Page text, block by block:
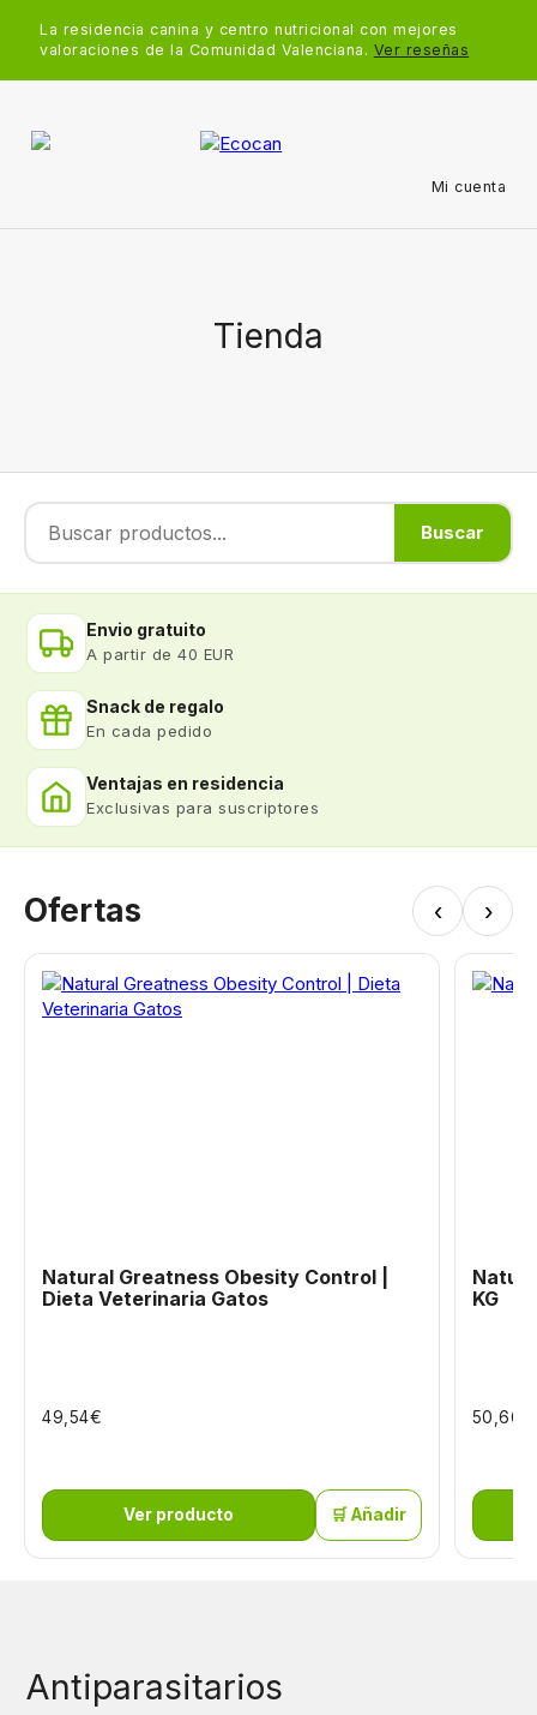
La residencia canina y centro nutricional con mejores
valoraciones de la Comunidad Valenciana. Ver reseñas
Mi cuenta
Tienda
Buscar
Envio gratuito
A partir de 40 EUR
Snack de regalo
En cada pedido
Ventajas en residencia
Exclusivas para suscriptores
Ofertas ‹ ›
Natural Greatness Obesity Control |
Dieta Veterinaria Gatos
49,54€
Ver producto 🛒 Añadir
KG
50,66
Antiparasitarios